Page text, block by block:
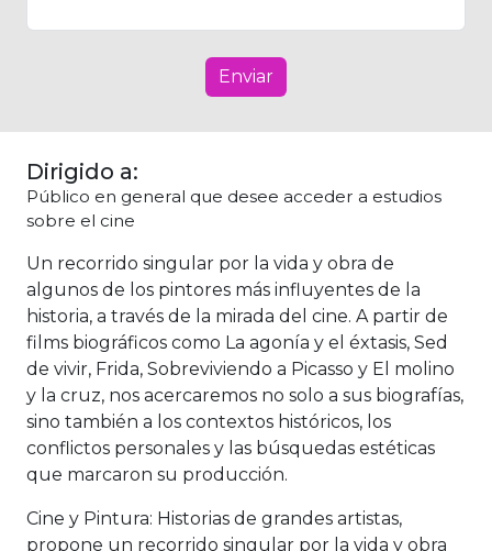
Enviar
Dirigido a:
Público en general que desee acceder a estudios
sobre el cine
Un recorrido singular por la vida y obra de
algunos de los pintores más influyentes de la
historia, a través de la mirada del cine. A partir de
films biográficos como La agonía y el éxtasis, Sed
de vivir, Frida, Sobreviviendo a Picasso y El molino
y la cruz, nos acercaremos no solo a sus biografías,
sino también a los contextos históricos, los
conflictos personales y las búsquedas estéticas
que marcaron su producción.
Cine y Pintura: Historias de grandes artistas,
propone un recorrido singular por la vida y obra